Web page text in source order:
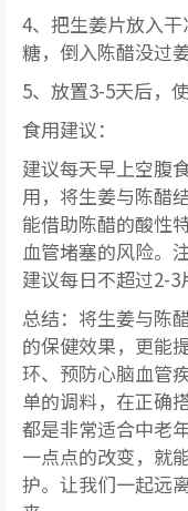
4、把生姜片放入
糖，倒入陈醋没过
5、放置3-5天后，
食用建议：
建议每天早上空腹
用，将生姜与陈醋
能借助陈醋的酸性
血管堵塞的风险。
建议每日不超过2-3
总结：将生姜与陈
的保健效果，更能
环、预防心脑血管
单的调料，在正确
都是非常适合中老
一点点的改变，就
护。让我们一起远